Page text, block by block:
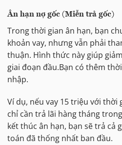
Ân hạn nợ gốc (Miễn trả gốc)
Trong thời gian ân hạn, bạn
khoản vay, nhưng vẫn phải
thuận. Hình thức này giúp
giai đoạn đầu.Bạn có thêm
nhập.
Ví dụ, nếu vay 15 triệu với thời
chỉ cần trả lãi hàng tháng
kết thúc ân hạn, bạn sẽ trả cả
toán đã thống nhất ban đầu.